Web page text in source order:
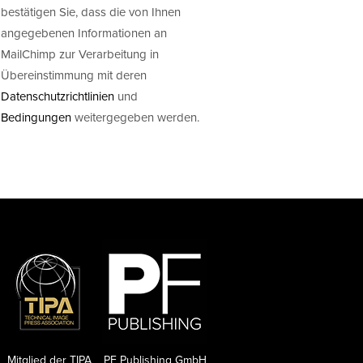
bestätigen Sie, dass die von Ihnen
angegebenen Informationen an
MailChimp zur Verarbeitung in
Übereinstimmung mit deren
Datenschutzrichtlinien und
Bedingungenweitergegeben werden.
PF Publishing GmbH
Mitglied der TIPA